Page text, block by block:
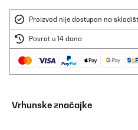
Proizvod nije dostupan na
Povrat u 14 dana
Vrhunske značajke